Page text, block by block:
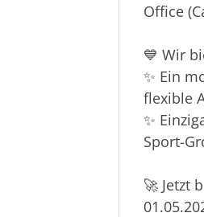
Office
💙 Wir
✨ Ein
flexible
✨
Sport-
🚀 Jetzt